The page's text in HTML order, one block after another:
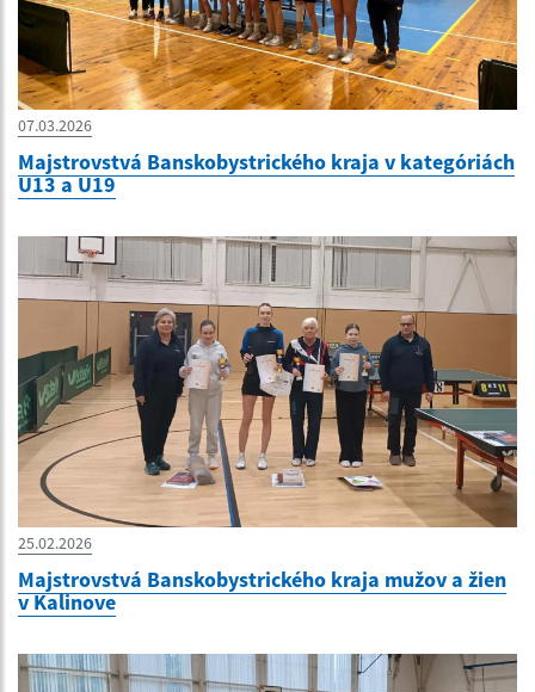
07.03.2026
Majstrovstvá Banskobystrického kraja v kategóriách
U13 a U19
25.02.2026
Majstrovstvá Banskobystrického kraja mužov a žien
v Kalinove